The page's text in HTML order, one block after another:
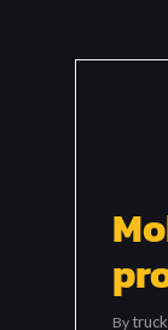
By